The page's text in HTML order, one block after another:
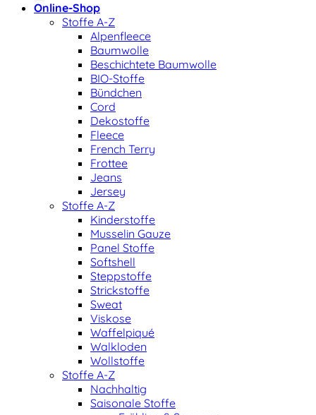
Online-Shop
Stoffe A-Z
Alpenfleece
Baumwolle
Beschichtete Baumwolle
BIO-Stoffe
Bündchen
Cord
Dekostoffe
Fleece
French Terry
Frottee
Jeans
Jersey
Stoffe A-Z
Kinderstoffe
Musselin Gauze
Panel Stoffe
Softshell
Steppstoffe
Strickstoffe
Sweat
Viskose
Waffelpiqué
Walkloden
Wollstoffe
Stoffe A-Z
Nachhaltig
Saisonale Stoffe